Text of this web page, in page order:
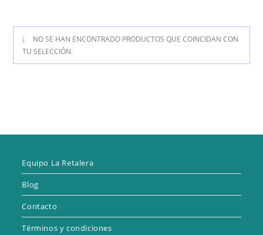
NO SE HAN ENCONTRADO PRODUCTOS QUE COINCIDAN CON
TU SELECCIÓN.
Equipo La Retalera
Blog
Contacto
Términos y condiciones